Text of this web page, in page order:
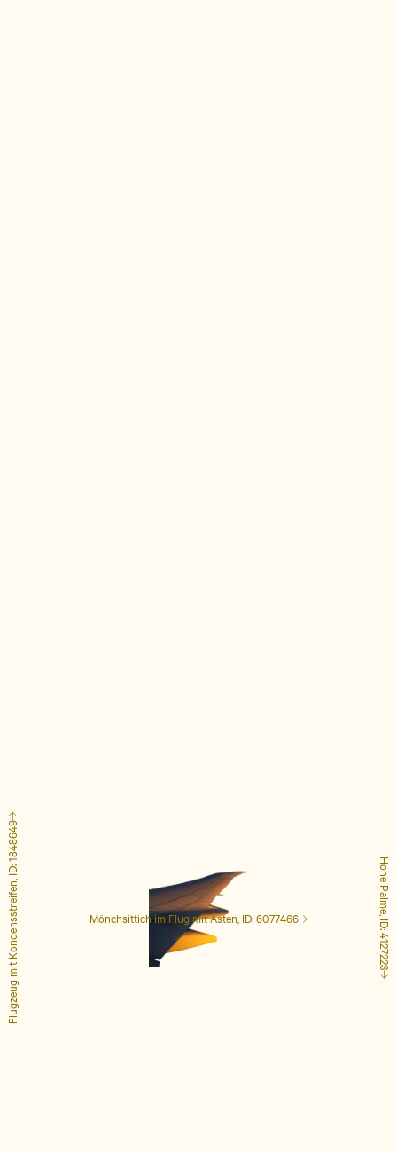
Mönchsittich im Flug mit Ästen, ID: 6077466 Hohe Palme, ID: 4127223
Flugzeug mit Kondensstreifen, ID: 1848649